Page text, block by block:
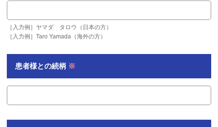
［入力例］ヤマダ タロウ（日本の方）
［入力例］Taro Yamada（海外の方）
患者様との続柄 ※